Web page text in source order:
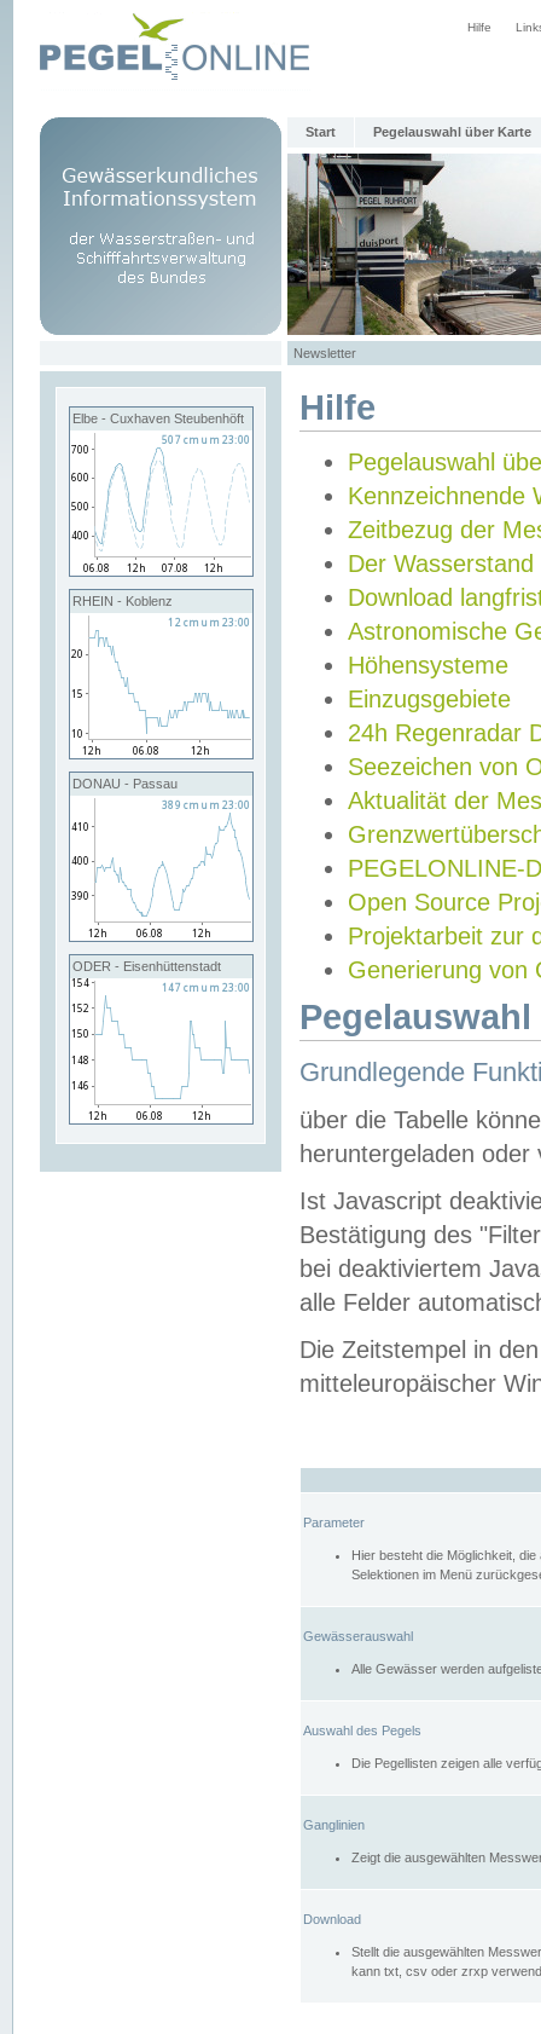
Hilfe
Start Pegelauswahl über Karte
Newsletter
Elbe - Cuxhaven Steubenhöft
RHEIN - Koblenz
DONAU - Passau
ODER - Eisenhüttenstadt
Hilfe
Pegelauswahl
Kennzeichnende
Zeitbezug der
Der Wasserstand
Download
Astronomische
Höhensysteme
Einzugsgebiete
24h Regenradar
Seezeichen von
Aktualität der
PEGELONLINE-
Open Source
Projektarbeit zur
Generierung von
Grundlegende
über die Tabelle
heruntergeladen oder
Ist Javascript
Bestätigung des
bei deaktiviertem
alle Felder
Die Zeitstempel in
mitteleuropäischer
Parameter
Hier besteht die Möglichkeit,
Selektionen im Menü
Gewässerauswahl
Alle Gewässer werden
Auswahl des Pegels
Die Pegellisten zeigen alle
Ganglinien
Zeigt die ausgewählten
Download
Stellt die ausgewählten
kann txt, csv oder zrxp